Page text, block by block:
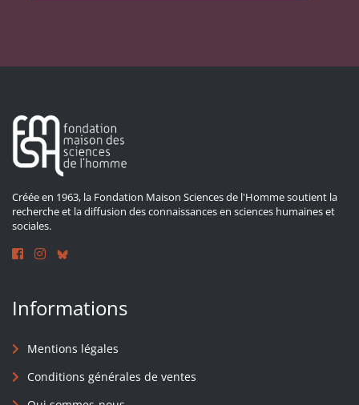
Créée en 1963, la Fondation Maison Sciences de l'Homme soutient la
recherche et la diffusion des connaissances en sciences humaines et
sociales.
Informations
Mentions légales
Conditions générales de ventes